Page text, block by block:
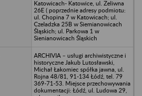
Katowicach- Katowice, ul. Zeliwna
26E ( poprzednie adresy podmiotu:
ul. Chopina 7 w Katowicach; ul.
Czeladzka 25B w Siemianowicach
Śląskich; ul. Parkowa 1 w
Sienianowicach Śląskich
ARCHIVIA – usługi archiwistyczne i
historyczne Jakub Lutosławski,
Michał Łakomiec spółka jawna, ul.
Rojna 48/81, 91-134 Łódź, tel. 79
369-71-53. Miejsce przechowywania
dokumentacji: Łódź, ul. Ludowa 29,